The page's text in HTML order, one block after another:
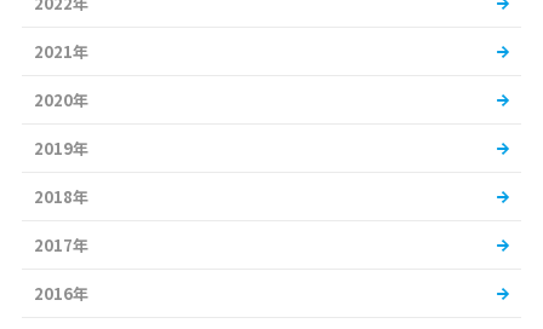
2021年
2020年
2019年
2018年
2017年
2016年